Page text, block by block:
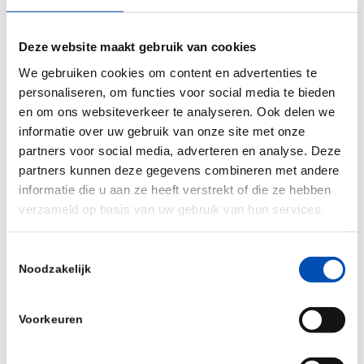
Deze website maakt gebruik van cookies
We gebruiken cookies om content en advertenties te
personaliseren, om functies voor social media te bieden
en om ons websiteverkeer te analyseren. Ook delen we
informatie over uw gebruik van onze site met onze
partners voor social media, adverteren en analyse. Deze
partners kunnen deze gegevens combineren met andere
informatie die u aan ze heeft verstrekt of die ze hebben
verzameld op basis van uw gebruik van hun services.
Noodzakelijk
Voorkeuren
Het Zorginstituut gaat zijn boekje echter steeds
spelen. Na het in de media wegzetten van
geneesmiddelenontwikkelaars als misdadige
chanteurs en het achteloos terzijde schuiven van
onze argumenten als fake news, voegt het
Zorginstituut nu politieke framing en selectief
winkelen uit onderzoeksconclusies aan zijn
wapenfeiten toe. En dat is een gerenommeerd en
onafhankelijk overheidsinstituut onwaardig.
Het moet anders. Laten we onze tijd besteden
aan het realiseren van oplossingen die zoden aan
feiten, met respect voor de weerbarstigheid en